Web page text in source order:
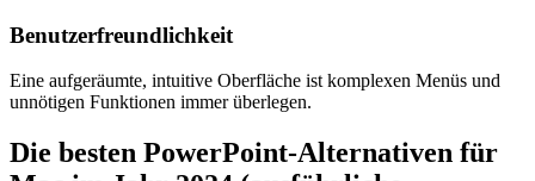
Benutzerfreundlichkeit
Eine aufgeräumte, intuitive Oberfläche ist komplexen Menüs und
unnötigen Funktionen immer überlegen.
Die besten PowerPoint-Alternativen für